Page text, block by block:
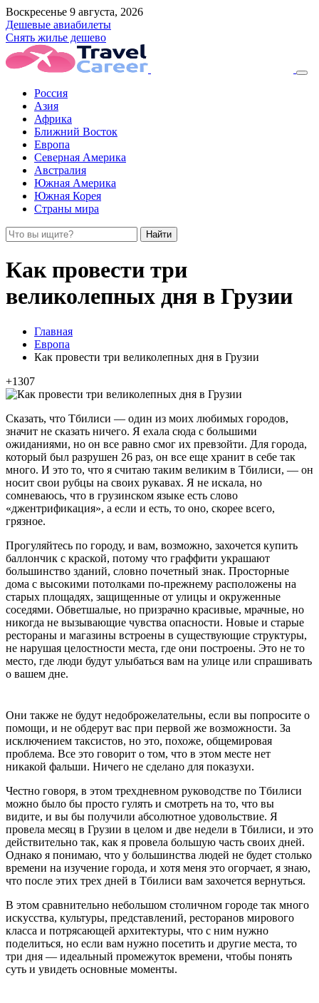
Воскресенье 9 августа, 2026
Дешевые авиабилеты
Снять жилье дешево
Россия
Азия
Африка
Ближний Восток
Европа
Северная Америка
Австралия
Южная Америка
Южная Корея
Страны мира
Найти
Как провести три
великолепных дня в Грузии
Главная
Европа
Как провести три великолепных дня в Грузии
+1307
Сказать, что Тбилиси — один из моих любимых городов,
значит не сказать ничего. Я ехала сюда с большими
ожиданиями, но он все равно смог их превзойти. Для города,
который был разрушен 26 раз, он все еще хранит в себе так
много. И это то, что я считаю таким великим в Тбилиси, — он
носит свои рубцы на своих рукавах. Я не искала, но
сомневаюсь, что в грузинском языке есть слово
«джентрификация», а если и есть, то оно, скорее всего,
грязное.
Прогуляйтесь по городу, и вам, возможно, захочется купить
баллончик с краской, потому что граффити украшают
большинство зданий, словно почетный знак. Просторные
дома с высокими потолками по-прежнему расположены на
старых площадях, защищенные от улицы и окруженные
соседями. Обветшалые, но призрачно красивые, мрачные, но
никогда не вызывающие чувства опасности. Новые и старые
рестораны и магазины встроены в существующие структуры,
не нарушая целостности места, где они построены. Это не то
место, где люди будут улыбаться вам на улице или спрашивать
о вашем дне.
Они также не будут недоброжелательны, если вы попросите о
помощи, и не обдерут вас при первой же возможности. За
исключением таксистов, но это, похоже, общемировая
проблема. Все это говорит о том, что в этом месте нет
никакой фальши. Ничего не сделано для показухи.
Честно говоря, в этом трехдневном руководстве по Тбилиси
можно было бы просто гулять и смотреть на то, что вы
видите, и вы бы получили абсолютное удовольствие. Я
провела месяц в Грузии в целом и две недели в Тбилиси, и это
действительно так, как я провела большую часть своих дней.
Однако я понимаю, что у большинства людей не будет столько
времени на изучение города, и хотя меня это огорчает, я знаю,
что после этих трех дней в Тбилиси вам захочется вернуться.
В этом сравнительно небольшом столичном городе так много
искусства, культуры, представлений, ресторанов мирового
класса и потрясающей архитектуры, что с ним нужно
поделиться, но если вам нужно посетить и другие места, то
три дня — идеальный промежуток времени, чтобы понять
суть и увидеть основные моменты.